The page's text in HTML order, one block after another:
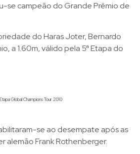
se campeão do Grande Prêmio de
do Haras Joter, Bernardo
a 1.60m, válido pela 5ª Etapa do
Global Champions Tour 2010
se ao desempate após as
alemão Frank Rothenberger.